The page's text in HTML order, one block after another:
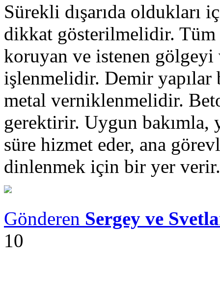
Sürekli dışarıda oldukları
dikkat gösterilmelidir. Tüm
koruyan ve istenen
işlenmelidir. Demir yapılar
metal verniklenmelidir.
gerektirir. Uygun bakımla,
süre hizmet eder, ana
dinlenmek için bir yer verir.
Gönderen Sergey ve
10